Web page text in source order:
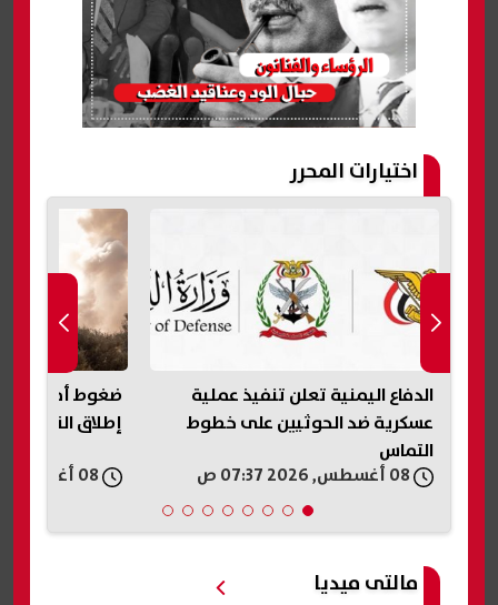
اختيارات المحرر
ضغوط أمريكية على إسرائيل لوقف
إطلاق النار في غزة لمدة أسبوعين
«عار وطني»..
على حكم وقف
مالتى ميديا